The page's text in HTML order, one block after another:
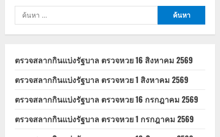
ค้นหา
สำหรับ:
ตรวจสลากกินแบ่งรัฐบาล ตรวจหวย 16 สิงหาคม 2569
ตรวจสลากกินแบ่งรัฐบาล ตรวจหวย 1 สิงหาคม 2569
ตรวจสลากกินแบ่งรัฐบาล ตรวจหวย 16 กรกฎาคม 2569
ตรวจสลากกินแบ่งรัฐบาล ตรวจหวย 1 กรกฎาคม 2569